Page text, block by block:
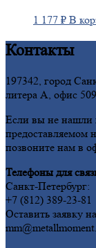
1 177 ₽ В
Контакты
197342, город
литера А, офис
Если вы не нашли
предоставляемом
позвоните нам в
Телефоны для
Санкт-Петербург:
+7 (812) 389-23-81
Оставить заявку